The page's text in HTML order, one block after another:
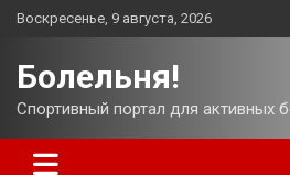
Перейти
Воскресенье, 9 августа, 2026
Болельня!
Спортивный портал для активных